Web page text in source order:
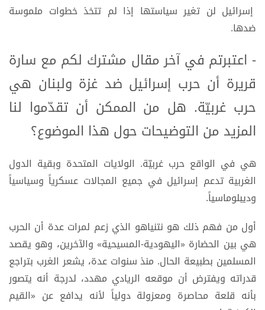
إسرائيل لن تغير سياستها إذا لم تتخذ خطوات ملموسة
ضدها.
- اعتبرتم في آخر مقال مشترك لكم مع سارة
قريرة أن حرب إسرائيل ضد غزة ولبنان هي
حرب غربيّة. هل من الممكن أن تقدّموا لنا
المزيد من التوضيحات حول هذا الموضوع؟
هي في الواقع حرب غربيّة. الولايات المتحدة وبقية الدول
الغربية تدعم إسرائيل في جميع المجالات عسكرياً وسياسياً
وديبلوماسياً.
أول من فهم ذلك هو نتنياهو الذي زعم لمرات عدة أن الحرب
هي بين الحضارة «اليهودية-المسيحية» والآخرين، وهو يقصد
المسلمين بطبيعة الحال. منذ سنوات عدة، يشعر الغرب بتراجع
قدراته ويفترض أن موقعه الريادي مهدد، لدرجة أنه يتصور
بأنه قلعة محاصرة ومعزولة دولياً لأنه يدافع عن «القيم